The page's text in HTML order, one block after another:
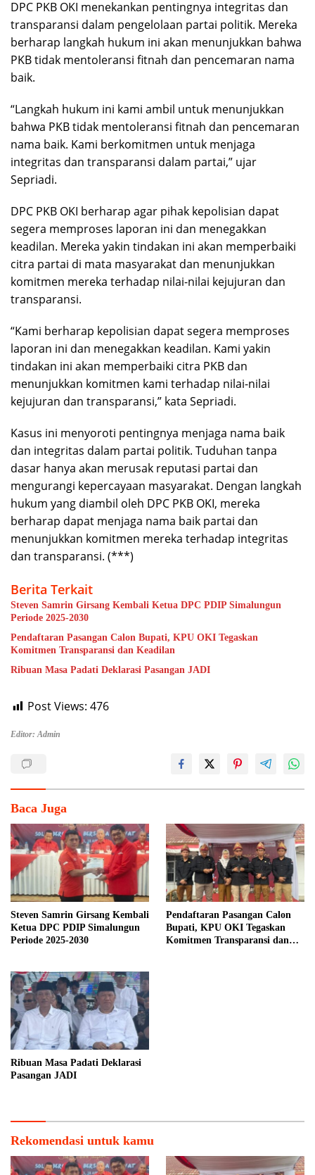
DPC PKB OKI menekankan pentingnya integritas dan
transparansi dalam pengelolaan partai politik. Mereka
berharap langkah hukum ini akan menunjukkan bahwa
PKB tidak mentoleransi fitnah dan pencemaran nama
baik.
“Langkah hukum ini kami ambil untuk menunjukkan
bahwa PKB tidak mentoleransi fitnah dan pencemaran
nama baik. Kami berkomitmen untuk menjaga
integritas dan transparansi dalam partai,” ujar
Sepriadi.
DPC PKB OKI berharap agar pihak kepolisian dapat
segera memproses laporan ini dan menegakkan
keadilan. Mereka yakin tindakan ini akan memperbaiki
citra partai di mata masyarakat dan menunjukkan
komitmen mereka terhadap nilai-nilai kejujuran dan
transparansi.
“Kami berharap kepolisian dapat segera memproses
laporan ini dan menegakkan keadilan. Kami yakin
tindakan ini akan memperbaiki citra PKB dan
menunjukkan komitmen kami terhadap nilai-nilai
kejujuran dan transparansi,” kata Sepriadi.
Kasus ini menyoroti pentingnya menjaga nama baik
dan integritas dalam partai politik. Tuduhan tanpa
dasar hanya akan merusak reputasi partai dan
mengurangi kepercayaan masyarakat. Dengan langkah
hukum yang diambil oleh DPC PKB OKI, mereka
berharap dapat menjaga nama baik partai dan
menunjukkan komitmen mereka terhadap integritas
dan transparansi. (***)
Berita Terkait
Steven Samrin Girsang Kembali Ketua DPC PDIP Simalungun
Periode 2025-2030
Pendaftaran Pasangan Calon Bupati, KPU OKI Tegaskan
Komitmen Transparansi dan Keadilan
Ribuan Masa Padati Deklarasi Pasangan JADI
Post Views: 476
Editor: Admin
Baca Juga
Steven Samrin Girsang Kembali
Ketua DPC PDIP Simalungun
Periode 2025-2030
Pendaftaran Pasangan Calon
Bupati, KPU OKI Tegaskan
Komitmen Transparansi dan
Ribuan Masa Padati Deklarasi
Pasangan JADI
Rekomendasi untuk kamu